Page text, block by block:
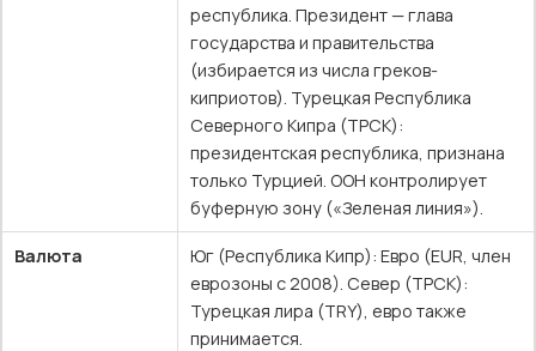
республика. Президент — глава
государства и правительства
(избирается из числа греков-
киприотов). Турецкая Республика
Северного Кипра (ТРСК):
президентская республика, признана
только Турцией. ООН контролирует
буферную зону («Зеленая линия»).
Валюта
Юг (Республика Кипр): Евро (EUR, член
еврозоны с 2008). Север (ТРСК):
Турецкая лира (TRY), евро также
принимается.